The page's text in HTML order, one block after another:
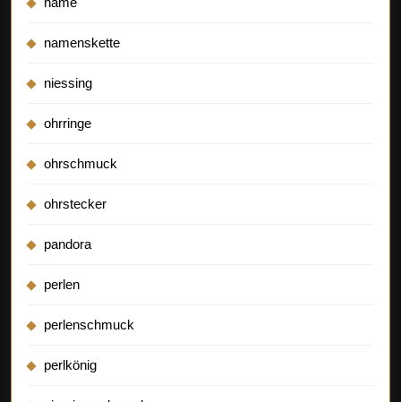
namenskette
niessing
ohrringe
ohrschmuck
ohrstecker
pandora
perlen
perlenschmuck
perlkönig